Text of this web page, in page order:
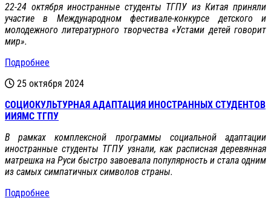
22-24 октября иностранные студенты ТГПУ из Китая приняли
участие в Международном фестивале-конкурсе детского и
молодежного литературного творчества «Устами детей говорит
мир».
Подробнее
25 октября 2024
СОЦИОКУЛЬТУРНАЯ АДАПТАЦИЯ ИНОСТРАННЫХ СТУДЕНТОВ
ИИЯМС ТГПУ
В рамках комплексной программы социальной адаптации
иностранные студенты ТГПУ узнали, как расписная деревянная
матрешка на Руси быстро завоевала популярность и стала одним
из самых симпатичных символов страны.
Подробнее